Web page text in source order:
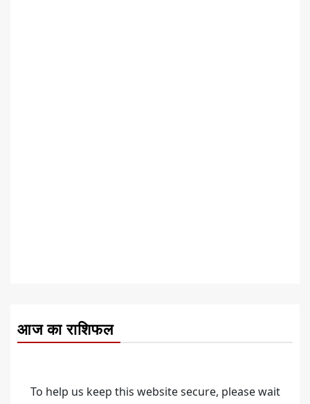
आज का राशिफल